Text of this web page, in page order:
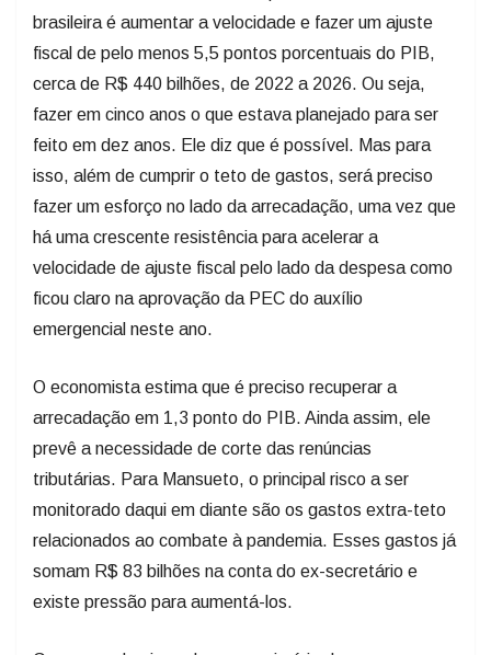
brasileira é aumentar a velocidade e fazer um ajuste
fiscal de pelo menos 5,5 pontos porcentuais do PIB,
cerca de R$ 440 bilhões, de 2022 a 2026. Ou seja,
fazer em cinco anos o que estava planejado para ser
feito em dez anos. Ele diz que é possível. Mas para
isso, além de cumprir o teto de gastos, será preciso
fazer um esforço no lado da arrecadação, uma vez que
há uma crescente resistência para acelerar a
velocidade de ajuste fiscal pelo lado da despesa como
ficou claro na aprovação da PEC do auxílio
emergencial neste ano.
O economista estima que é preciso recuperar a
arrecadação em 1,3 ponto do PIB. Ainda assim, ele
prevê a necessidade de corte das renúncias
tributárias. Para Mansueto, o principal risco a ser
monitorado daqui em diante são os gastos extra-teto
relacionados ao combate à pandemia. Esses gastos já
somam R$ 83 bilhões na conta do ex-secretário e
existe pressão para aumentá-los.